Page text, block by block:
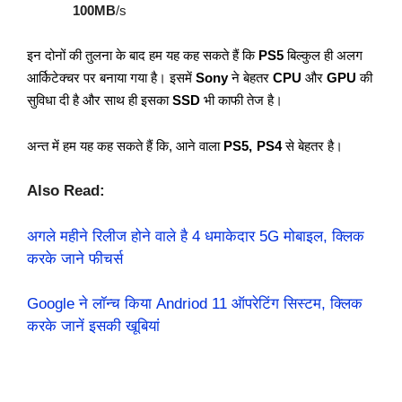
100MB/s
इन दोनों की तुलना के बाद हम यह कह सकते हैं कि PS5बिल्कुल ही अलग
आर्किटेक्चर पर बनाया गया है। इसमें Sonyने बेहतर CPU और GPU की
सुविधा दी है और साथ ही इसकाSSD भी काफी तेज है।
अन्त में हम यह कह सकते हैं कि, आने वाला PS5, PS4से बेहतर है।
Also Read:
अगले महीने रिलीज होने वाले है 4 धमाकेदार 5G मोबाइल, क्लिक
करके जाने फीचर्स
Google ने लॉन्च किया Andriod 11 ऑपरेटिंग सिस्टम, क्लिक
करके जानें इसकी खूबियां